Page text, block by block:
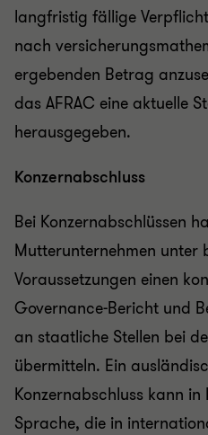
langfristig fällige
nach
ergebenden Betrag
das AFRAC eine aktuelle
herausgegeben.
Konzernabschluss
Bei Konzernabschlüssen
Mutterunternehmen unter
Voraussetzungen einen
Governance-Bericht und
an staatliche Stellen bei
übermitteln. Ein
Konzernabschluss kann
Sprache, die in